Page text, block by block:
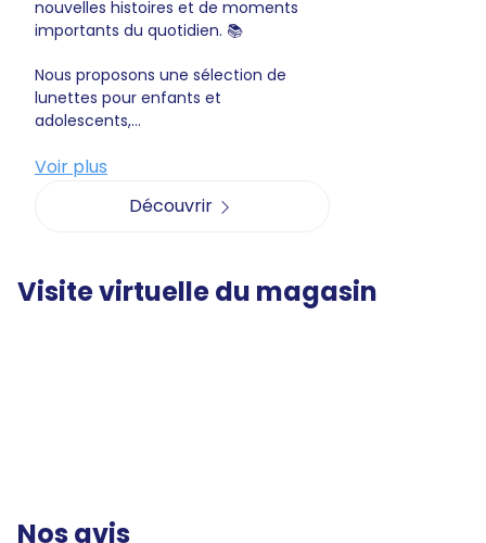
nouvelles histoires et de moments
importants du quotidien. 📚
Nous proposons une sélection de
lunettes pour enfants et
adolescents,...
Voir plus
Découvrir
Visite virtuelle du magasin
Nos avis